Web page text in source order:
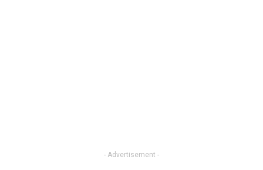
- Advertisement -